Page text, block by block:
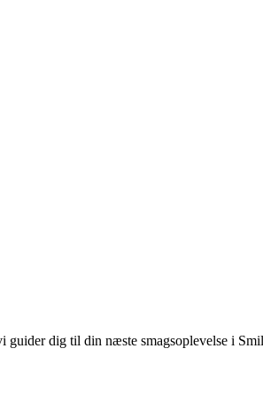
dig til din næste smagsoplevelse i